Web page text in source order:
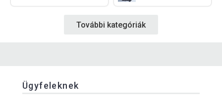
További kategóriák
Ügyfeleknek